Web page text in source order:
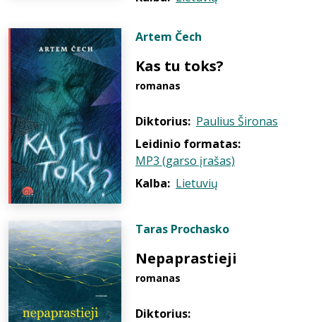
Artem Čech
Kas tu toks?
romanas
Diktorius: Paulius Šironas
Leidinio formatas:
MP3 (garso įrašas)
Kalba: Lietuvių
Taras Prochasko
Nepaprastieji
romanas
Diktorius: